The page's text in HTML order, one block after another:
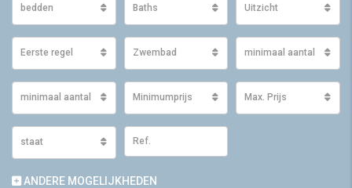
bedden Baths Uitzicht
Eerste regel Zwembad minimaal aantal m2
minimaal aantal m2 perceelMinimumprijs Max. Prijs
staat
ANDERE MOGELIJKHEDEN